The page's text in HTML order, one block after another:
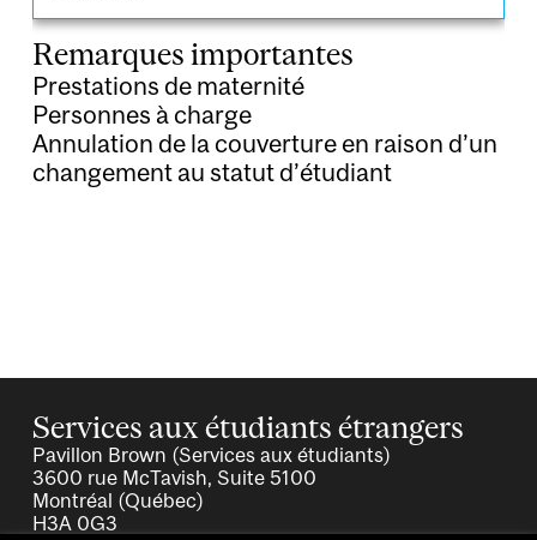
Remarques importantes
Prestations de maternité
Personnes à charge
Annulation de la couverture en raison d’un
changement au statut d’étudiant
Services aux étudiants étrangers
Pavillon Brown (Services aux étudiants)
3600 rue McTavish, Suite 5100
Montréal (Québec)
H3A 0G3